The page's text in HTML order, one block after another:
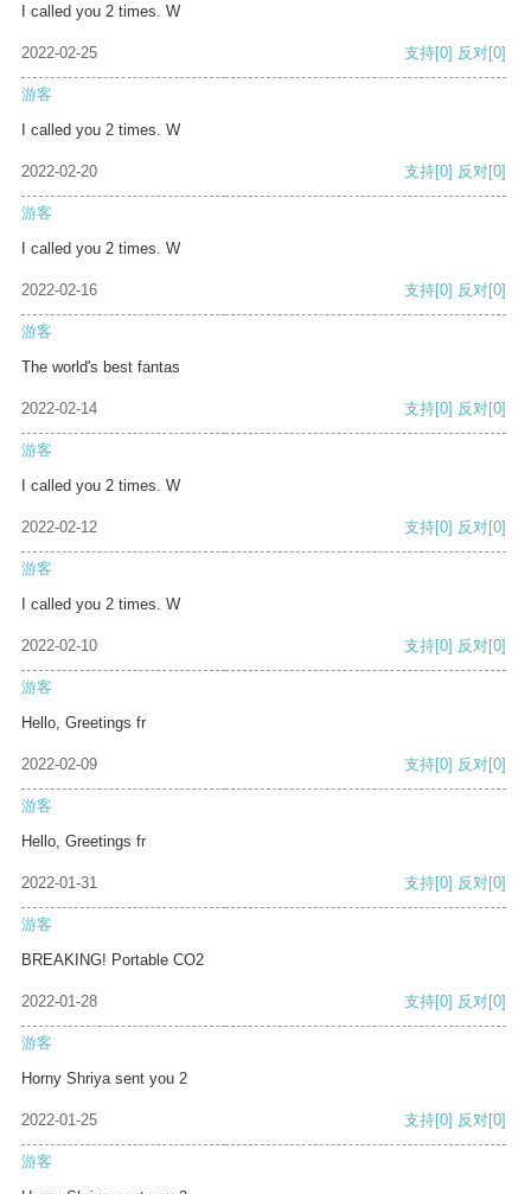
I called you 2 times. W
2022-02-25 支持[0] 反对[0]
游客
I called you 2 times. W
2022-02-20 支持[0] 反对[0]
游客
I called you 2 times. W
2022-02-16 支持[0] 反对[0]
游客
The world's best fantas
2022-02-14 支持[0] 反对[0]
游客
I called you 2 times. W
2022-02-12 支持[0] 反对[0]
游客
I called you 2 times. W
2022-02-10 支持[0] 反对[0]
游客
Hello, Greetings fr
2022-02-09 支持[0] 反对[0]
游客
Hello, Greetings fr
2022-01-31 支持[0] 反对[0]
游客
BREAKING! Portable CO2
2022-01-28 支持[0] 反对[0]
游客
Horny Shriya sent you 2
2022-01-25 支持[0] 反对[0]
游客